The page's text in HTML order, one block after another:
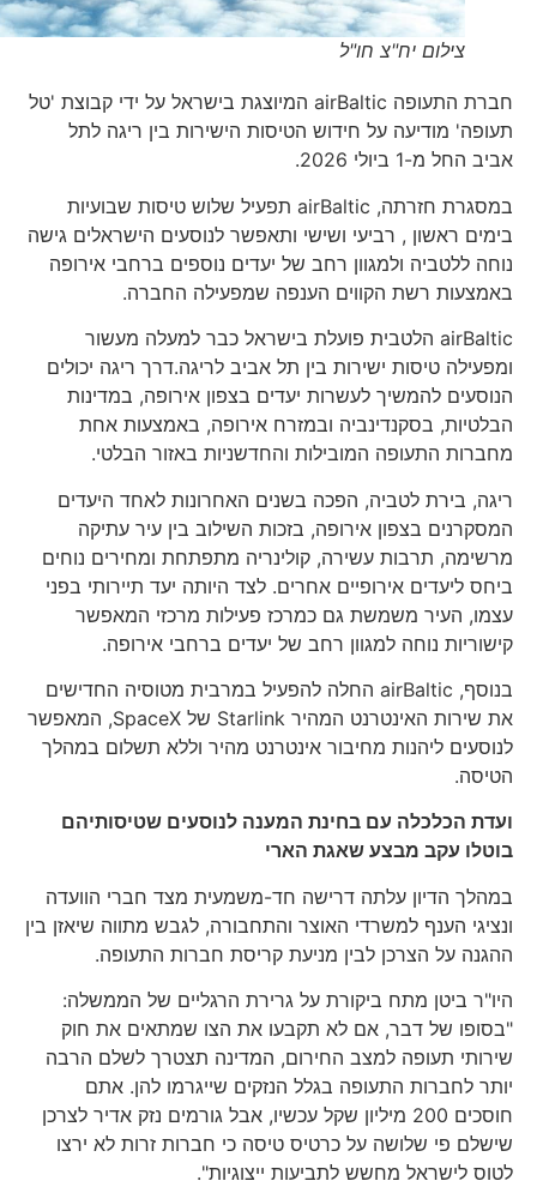
צילום יח"צ חו"ל
חברת התעופה airBaltic המיוצגת בישראל על ידי קבוצת 'טל
תעופה' מודיעה על חידוש הטיסות הישירות בין ריגה לתל
אביב החל מ-1 ביולי 2026.
במסגרת חזרתה, airBaltic תפעיל שלוש טיסות שבועיות
בימים ראשון , רביעי ושישי ותאפשר לנוסעים הישראלים גישה
נוחה ללטביה ולמגוון רחב של יעדים נוספים ברחבי אירופה
באמצעות רשת הקווים הענפה שמפעילה החברה.
airBaltic הלטבית פועלת בישראל כבר למעלה מעשור
ומפעילה טיסות ישירות בין תל אביב לריגה.דרך ריגה יכולים
הנוסעים להמשיך לעשרות יעדים בצפון אירופה, במדינות
הבלטיות, בסקנדינביה ובמזרח אירופה, באמצעות אחת
מחברות התעופה המובילות והחדשניות באזור הבלטי.
ריגה, בירת לטביה, הפכה בשנים האחרונות לאחד היעדים
המסקרנים בצפון אירופה, בזכות השילוב בין עיר עתיקה
מרשימה, תרבות עשירה, קולינריה מתפתחת ומחירים נוחים
ביחס ליעדים אירופיים אחרים. לצד היותה יעד תיירותי בפני
עצמו, העיר משמשת גם כמרכז פעילות מרכזי המאפשר
קישוריות נוחה למגוון רחב של יעדים ברחבי אירופה.
בנוסף, airBaltic החלה להפעיל במרבית מטוסיה החדישים
את שירות האינטרנט המהיר Starlink של SpaceX, המאפשר
לנוסעים ליהנות מחיבור אינטרנט מהיר וללא תשלום במהלך
הטיסה.
ועדת הכלכלה עם בחינת המענה לנוסעים שטיסותיהם
בוטלו עקב מבצע שאגת הארי
במהלך הדיון עלתה דרישה חד-משמעית מצד חברי הוועדה
ונציגי הענף למשרדי האוצר והתחבורה, לגבש מתווה שיאזן בין
ההגנה על הצרכן לבין מניעת קריסת חברות התעופה.
היו"ר ביטן מתח ביקורת על גרירת הרגליים של הממשלה:
"בסופו של דבר, אם לא תקבעו את הצו שמתאים את חוק
שירותי תעופה למצב החירום, המדינה תצטרך לשלם הרבה
יותר לחברות התעופה בגלל הנזקים שייגרמו להן. אתם
חוסכים 200 מיליון שקל עכשיו, אבל גורמים נזק אדיר לצרכן
שישלם פי שלושה על כרטיס טיסה כי חברות זרות לא ירצו
לטוס לישראל מחשש לתביעות ייצוגיות".